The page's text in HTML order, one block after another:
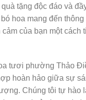
tặng độc đáo và
hoa mang đến
của bạn một cách
tươi phường Thảo
hoàn hảo giữa sự
Chúng tôi tự hào